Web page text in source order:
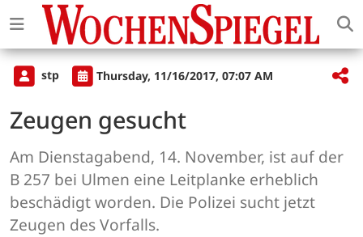
stp Thursday, 11/16/2017, 07:07 AM
Zeugen gesucht
Am Dienstagabend, 14. November, ist auf der
B 257 bei Ulmen eine Leitplanke erheblich
beschädigt worden. Die Polizei sucht jetzt
Zeugen des Vorfalls.